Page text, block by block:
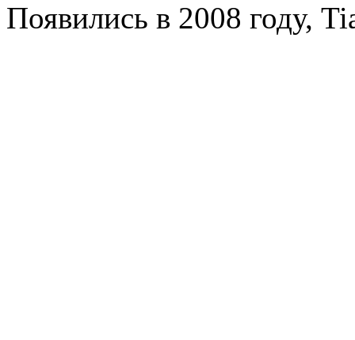
Появились в 2008 году,